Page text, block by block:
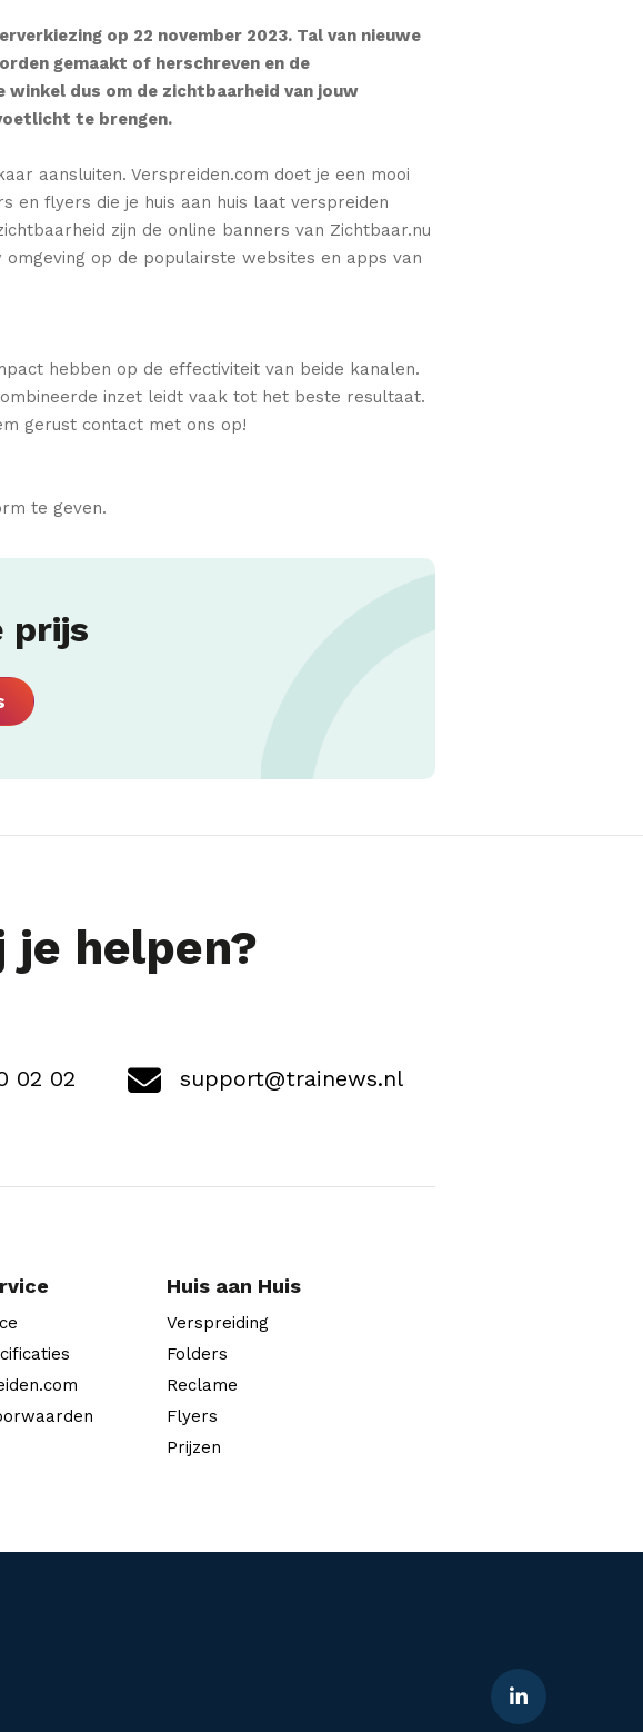
op 22 november 2023. Tal van nieuwe
gemaakt of herschreven en de
winkel dus om de zichtbaarheid van jouw
te brengen.
aansluiten. Verspreiden.com doet je een mooi
en flyers die je huis aan huis laat verspreiden
zijn de online banners van Zichtbaar.nu
op de populairste websites en apps van
hebben op de effectiviteit van beide kanalen.
inzet leidt vaak tot het beste resultaat.
gerust contact met ons op!
te geven.
prijs
je helpen?
02 02 support@trainews.nl
Huis aan Huis
Verspreiding
Folders
Reclame
Flyers
Prijzen